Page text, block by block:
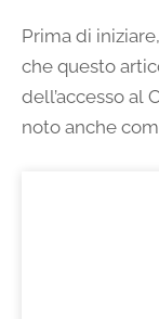
Prima di
che questo
dell’accesso al
noto anche